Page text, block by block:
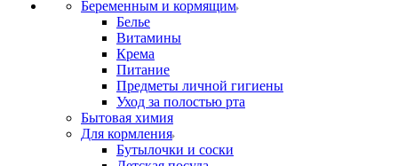
Беременным и кормящим
Белье
Витамины
Крема
Питание
Предметы личной гигиены
Уход за полостью рта
Бытовая химия
Для кормления
Бутылочки и соски